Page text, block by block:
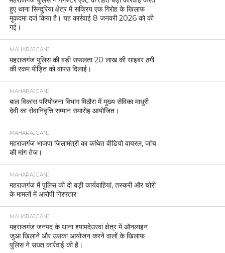
हुए थाना सिन्दुरिया क्षेत्र में सक्रिय एक गिरोह के खिलाफ
मुकदमा दर्ज किया है। यह कार्रवाई 8 जनवरी 2026 को की
गई।
MAHARAJGANJ
महराजगंज पुलिस की बड़ी सफलता 20 लाख की साइबर ठगी
की रकम पीड़ित को वापस दिलाई।
MAHARAJGANJ
बाल विकास परियोजना विभाग मिठौरा में मुख्य सेविका माधुरी
देवी का सेवानिवृत्ति सम्मान समारोह आयोजित।
MAHARAJGANJ
महराजगंज भाजपा जिलामंत्री का कथित वीडियो वायरल, जांच
की मांग तेज।
MAHARAJGANJ
महराजगंज में पुलिस की दो बड़ी कार्यवाहियां, तस्करी और चोरी
के मामलों में आरोपी गिरफ्तार
MAHARAJGANJ
महराजगंज जनपद के थाना श्यामदेउरवां क्षेत्र में ऑनलाइन
जुआ खिलाने और उसका आयोजन करने वालों के खिलाफ
पुलिस ने सख्त कार्रवाई की है।